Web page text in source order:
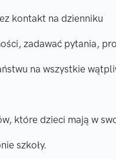
kontakt na dzienniku
zadawać pytania,
na wszystkie
które dzieci mają w
szkoły.